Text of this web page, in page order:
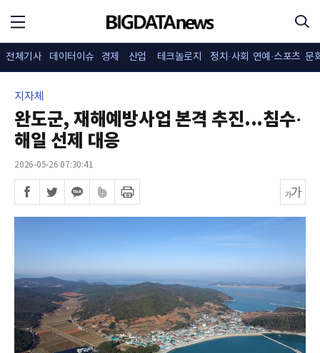
전체기사 데이터이슈 경제 산업 테크놀로지 정치·사회 연예·스포츠 문
지자체
완도군, 재해예방사업 본격 추진...침수·
해일 선제 대응
2026-05-26 07:30:41